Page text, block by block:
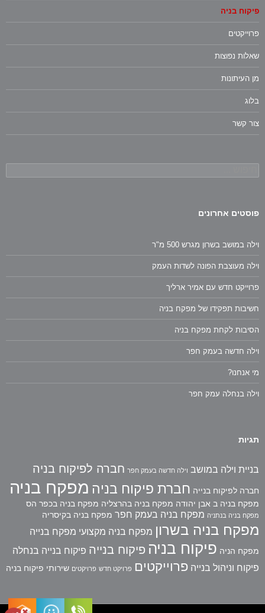
פיקוח בניה
פרוייקטים
שאלות נפוצות
מן העיתונות
בלוג
צור קשר
פוסטים אחרונים
וילה במושב בשרון מגרש 500 מ"ר
וילה מעוצבת הפונה לשדות העמק
פרוייקט חדש עם אמיר ארליך
חשיבות תפקידו של מפקח בניה
הסיבות לקחת מפקח בניה
וילה חדשה בעמק חפר
מי אנחנו?
וילה בנחלה עמק חפר
תגיות
בניית וילה במושב וילה חדשה בעמק חפר חברה לפיקוח בניה
חברה לפיקוח בנייה חברת פיקוח בניה מפקח בניה
מפקח בניה ב אבן יהודה מפקח בניה בהרצליה מפקח בניה בכפר הס
מפקח בניה בנתניה מפקח בניה בעמק חפר מפקח בניה בקיסריה
מפקח בניה בשרון מפקח בניה מקצועי מפקח בנייה
מפקח הניה פיקוח בניה פיקוח בנייה פיקוח בנייה בנחלה
פיקוח וניהול בנייה פרוייקטים פרויקט חדש פרויקטים שירותי פיקוח בניה